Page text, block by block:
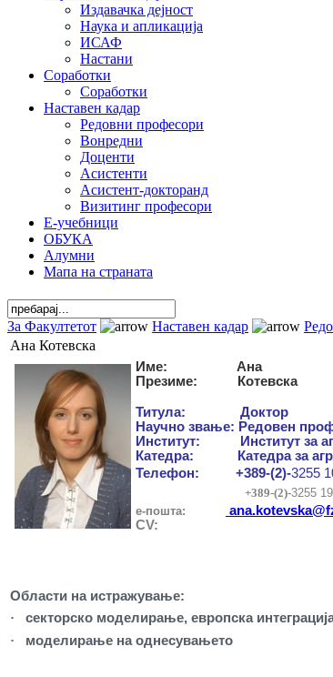
Издавачка дејност
Наука и апликација
ИСАФ
Настани
Соработки
Соработки
Наставен кадар
Редовни професори
Вонредни
Доценти
Асистенти
Асистент-докторанд
Визитинг професори
Е-учебници
ОБУКА
Алумни
Мапа на страната
За Факултетот Наставен кадар
Ана Котевска
Име: Ана
Презиме: Котевска
Титула: Доктор
Научно звање: Редовен
Институт: Институт за
Катедра: Катедра за
Телефон: +389-(2)-3255
+389-(2)-3255
е-пошта:
CV:
Oбласти на истражување:
·
секторско моделирање, европска
·
моделирање на однесувањето